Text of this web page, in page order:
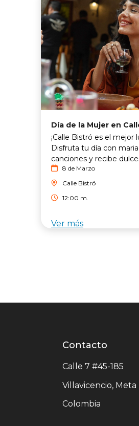
Día de la Mujer en
¡Calle Bistró es el mejor
Disfruta tu día con
canciones y recibe
8 de Marzo
Calle Bistró
12:00 m.
Ver más
Contacto
centro
Contacto
Calle 7 #45-185
Villavicencio, Meta
Colombia